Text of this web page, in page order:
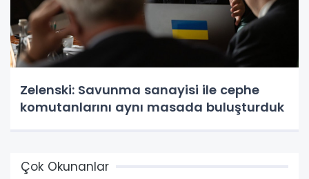
Zelenski: Savunma sanayisi ile cephe
komutanlarını aynı masada buluşturduk
Çok Okunanlar